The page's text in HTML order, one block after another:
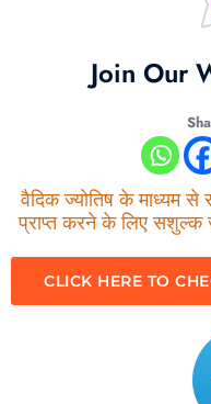
Join Our
वैदिक ज्योतिष के माध्यम से
प्राप्त करने के लिए सशुल्क
CLICK HERE TO